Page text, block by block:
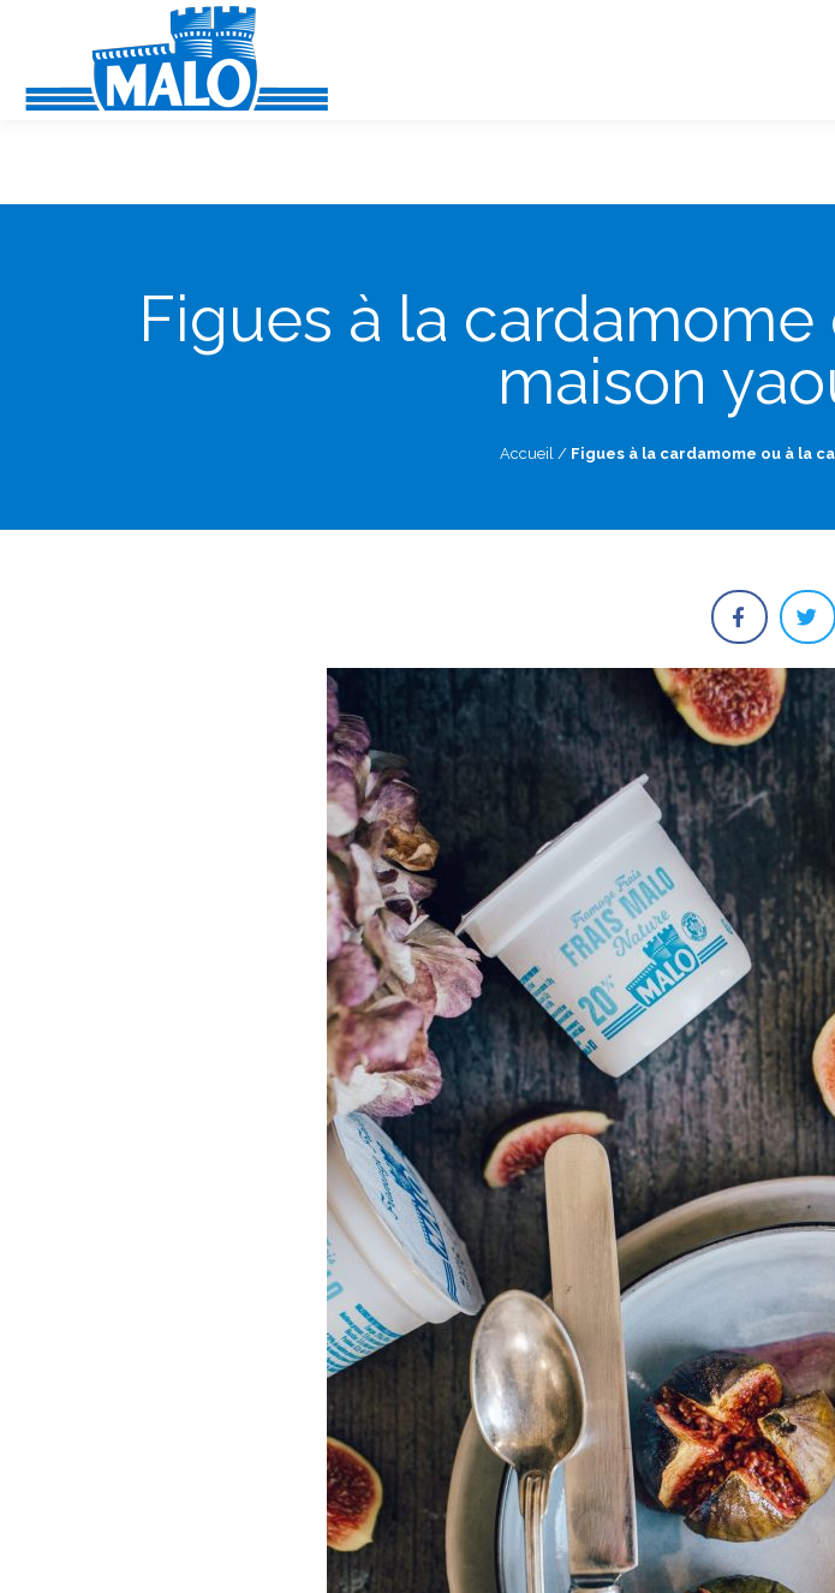
Panneau de gestion des cookies
Figues à la
maison
Accueil / Figues à la cardamome ou à la